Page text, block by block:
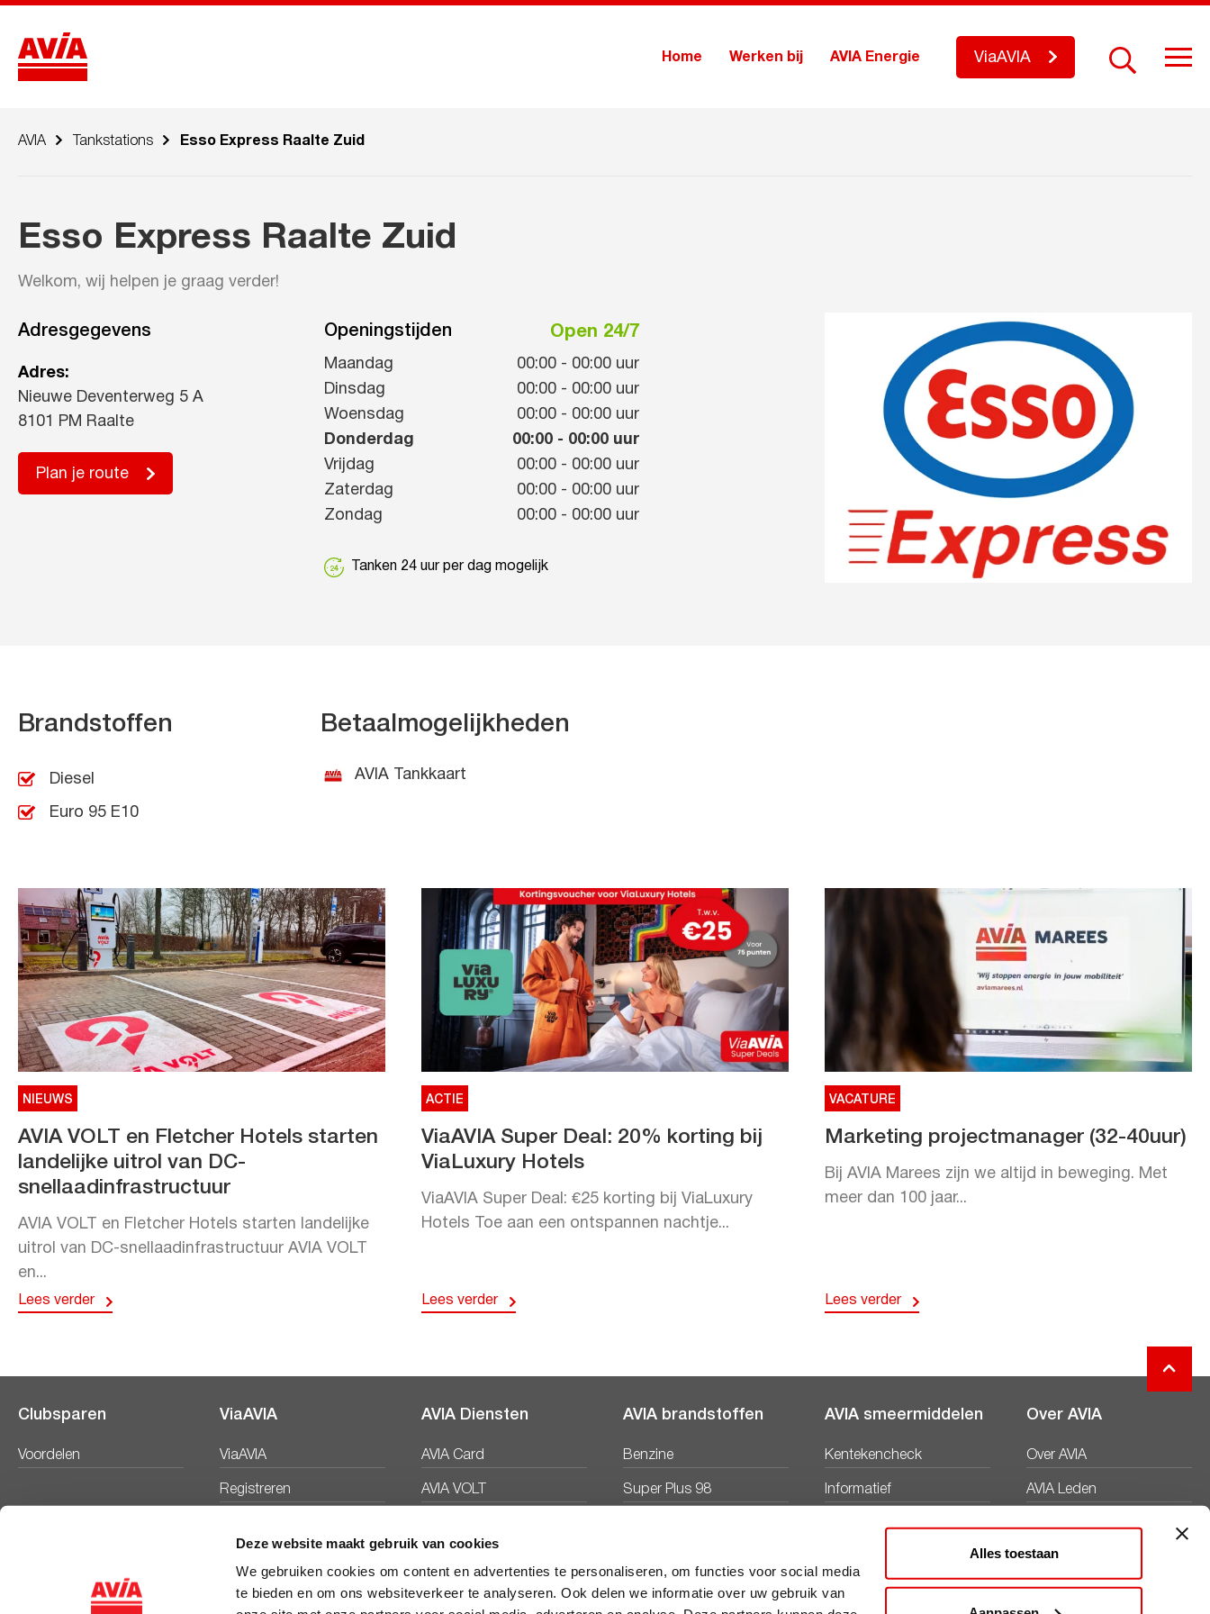
Deze website maakt gebruik van cookies
We gebruiken cookies om content en advertenties te personaliseren, om functies voor social media
te bieden en om ons websiteverkeer te analyseren. Ook delen we informatie over uw gebruik van
Alles toestaan
Home Werken bij AVIA Energie ViaAVIA
AVIA Tankstations Esso Express Raalte Zuid
Esso Express Raalte Zuid
Welkom, wij helpen je graag verder!
Adresgegevens
Adres:
Nieuwe Deventerweg 5 A
8101 PM Raalte
Plan je route
Openingstijden Open 24/7
Maandag 00:00 - 00:00 uur
Dinsdag
00:00 - 00:00 uur
Woensdag
00:00 - 00:00 uur
Donderdag
00:00 - 00:00 uur
Vrijdag
00:00 - 00:00 uur
Zaterdag
00:00 - 00:00 uur
Zondag
00:00 - 00:00 uur
Tanken 24 uur per dag mogelijk
Brandstoffen
Diesel
Euro 95 E10
Betaalmogelijkheden
AVIA Tankkaart
NIEUWS
AVIA VOLT en Fletcher Hotels starten
landelijke uitrol van DC-
snellaadinfrastructuur
AVIA VOLT en Fletcher Hotels starten landelijke
uitrol van DC-snellaadinfrastructuur AVIA VOLT
en...
Lees verder
ACTIE
ViaAVIA Super Deal: 20% korting bij
ViaLuxury Hotels
ViaAVIA Super Deal: €25 korting bij ViaLuxury
Hotels Toe aan een ontspannen nachtje...
Lees verder
VACATURE
Marketing projectmanager (32-40uur)
Bij AVIA Marees zijn we altijd in beweging. Met
meer dan 100 jaar...
Lees verder
Clubsparen
Voordelen
ViaAVIA
ViaAVIA
Registreren
AVIA Diensten
AVIA Card
AVIA VOLT
AVIA brandstoffen
Benzine
Super Plus 98
AVIA smeermiddelen
Kentekencheck
Informatief
Over AVIA
Over AVIA
AVIA Leden
Duurzaamheid
Werken bij